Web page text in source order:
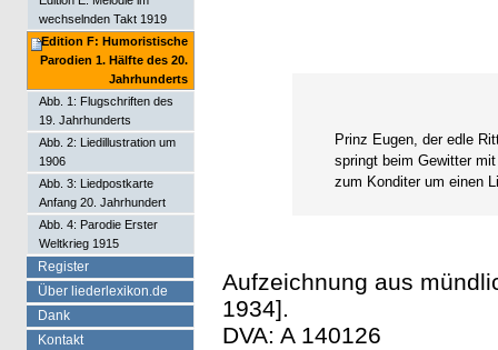
Prinz Eugen, der edle
springt beim Gewitter
zum Konditer um einen
Aufzeichnung aus
1934].
DVA: A 140126
wechselnden Takt 1919
Edition F: Humoristische
Parodien 1. Hälfte des 20.
Jahrhunderts
Abb. 1: Flugschriften des
19. Jahrhunderts
Abb. 2: Liedillustration um
1906
Abb. 3: Liedpostkarte
Anfang 20. Jahrhundert
Abb. 4: Parodie Erster
Weltkrieg 1915
Register
Über liederlexikon.de
Dank
Kontakt